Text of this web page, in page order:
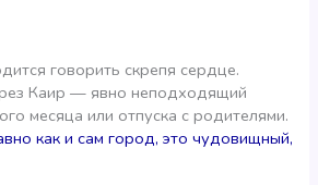
говорить скрепя сердце.
Каир — явно неподходящий
месяца или отпуска с родителями.
как и сам город, это чудовищный,